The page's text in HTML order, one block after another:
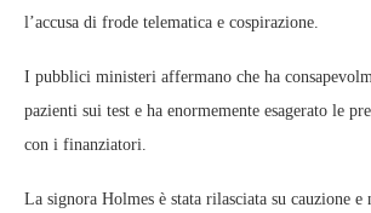
l’accusa di frode telematica e cospirazione.
I pubblici ministeri affermano che ha
pazienti sui test e ha enormemente esagerato le
con i finanziatori.
La signora Holmes è stata rilasciata su cauzione e